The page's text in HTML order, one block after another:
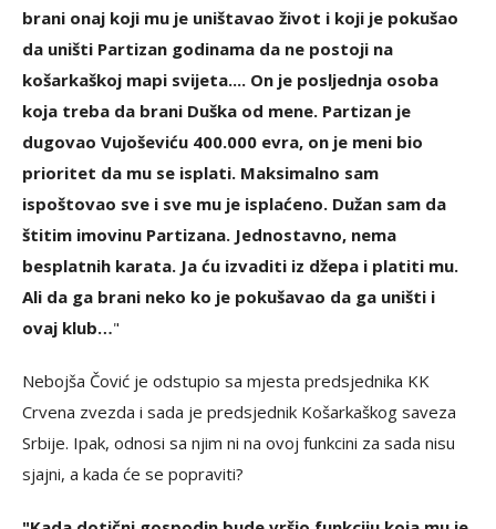
brani onaj koji mu je uništavao život i koji je pokušao
da uništi Partizan godinama da ne postoji na
košarkaškoj mapi svijeta.... On je posljednja osoba
koja treba da brani Duška od mene. Partizan je
dugovao Vujoševiću 400.000 evra, on je meni bio
prioritet da mu se isplati. Maksimalno sam
ispoštovao sve i sve mu je isplaćeno. Dužan sam da
štitim imovinu Partizana. Jednostavno, nema
besplatnih karata. Ja ću izvaditi iz džepa i platiti mu.
Ali da ga brani neko ko je pokušavao da ga uništi i
ovaj klub…"
Nebojša Čović je odstupio sa mjesta predsjednika KK
Crvena zvezda i sada je predsjednik Košarkaškog saveza
Srbije. Ipak, odnosi sa njim ni na ovoj funkcini za sada nisu
sjajni, a kada će se popraviti?